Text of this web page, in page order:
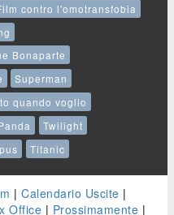
contro l'omotransfobia
Bonaparte
Superman
quando voglio
Twilight
Titanic
| Calendario Uscite |
Office | Prossimamente |